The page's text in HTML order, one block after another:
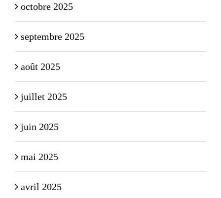
octobre 2025
septembre 2025
août 2025
juillet 2025
juin 2025
mai 2025
avril 2025